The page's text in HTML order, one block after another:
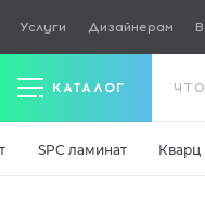
Услуги Дизайнерам
КАТАЛОГ
SPC ламинат Кварц